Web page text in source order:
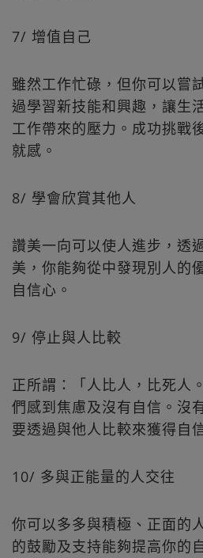
7/ 增值自己
雖然工作忙碌，但你可以嘗
過學習新技能和興趣，讓生
工作帶來的壓力。成功挑戰
就感。
8/ 學會欣賞其他人
讚美一向可以使人進步，透
美，你能夠從中發現別人的
自信心。
9/ 停止與人比較
正所謂：「人比人，比死人
們感到焦慮及沒有自信。沒
要透過與他人比較來獲得自
10/ 多與正能量的人交往
你可以多多與積極、正面的
的鼓勵及支持能夠提高你的